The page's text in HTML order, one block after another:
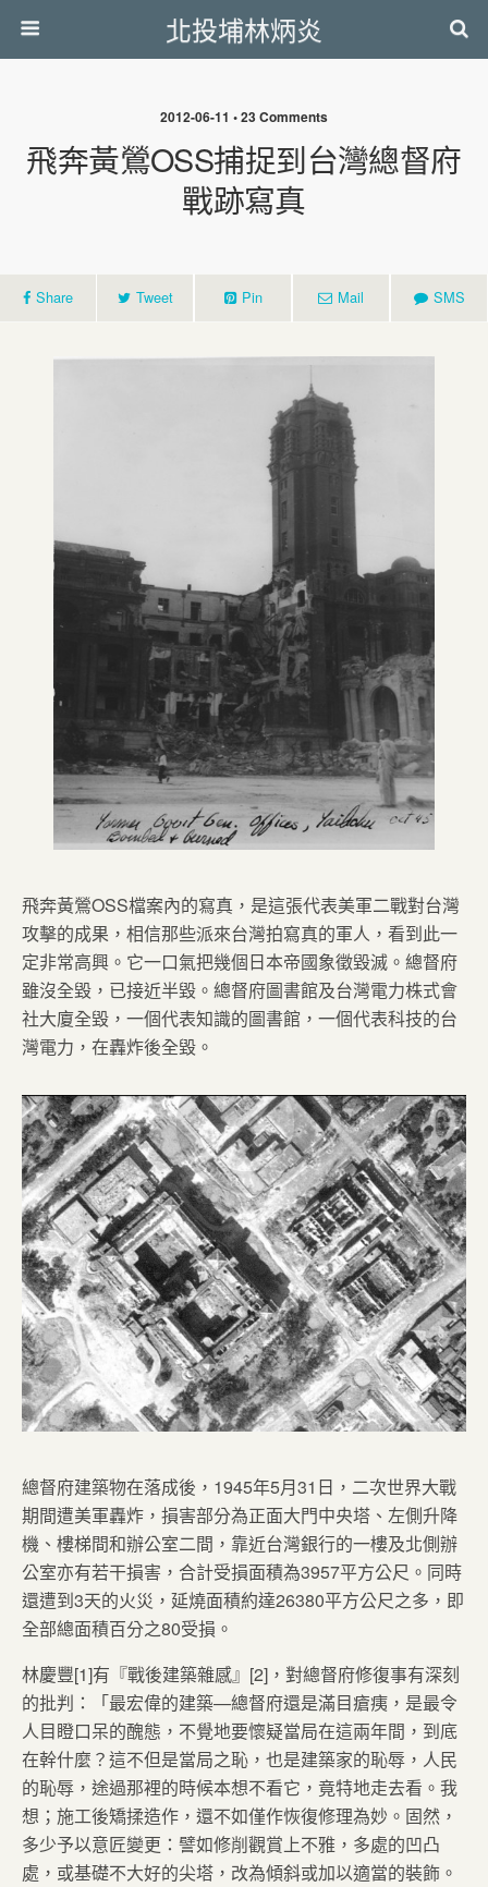
北投埔林炳炎
2012-06-11 • 23 Comments
飛奔黃鶯OSS捕捉到台灣總督府
戰跡寫真
Share Tweet Pin Mail SMS
飛奔黃鶯OSS檔案內的寫真，是這張代表美軍二戰對台灣
攻擊的成果，相信那些派來台灣拍寫真的軍人，看到此一
定非常高興。它一口氣把幾個日本帝國象徵毀滅。總督府
雖沒全毀，已接近半毀。總督府圖書館及台灣電力株式會
社大廈全毀，一個代表知識的圖書館，一個代表科技的台
灣電力，在轟炸後全毀。
總督府建築物在落成後，1945年5月31日，二次世界大戰
期間遭美軍轟炸，損害部分為正面大門中央塔、左側升降
機、樓梯間和辦公室二間，靠近台灣銀行的一樓及北側辦
公室亦有若干損害，合計受損面積為3957平方公尺。同時
還遭到3天的火災，延燒面積約達26380平方公尺之多，即
全部總面積百分之80受損。
林慶豐[1]有『戰後建築雜感』[2]，對總督府修復事有深刻
的批判：「最宏偉的建築—總督府還是滿目瘡痍，是最令
人目瞪口呆的醜態，不覺地要懷疑當局在這兩年間，到底
在幹什麼？這不但是當局之恥，也是建築家的恥辱，人民
的恥辱，途過那裡的時候本想不看它，竟特地走去看。我
想；施工後矯揉造作，還不如僅作恢復修理為妙。固然，
多少予以意匠變更：譬如修削觀賞上不雅，多處的凹凸
處，或基礎不大好的尖塔，改為傾斜或加以適當的裝飾。